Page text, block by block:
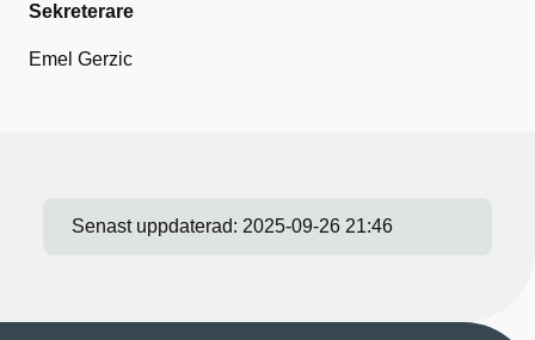
Sekreterare
Emel Gerzic
Senast uppdaterad: 2025-09-26 21:46